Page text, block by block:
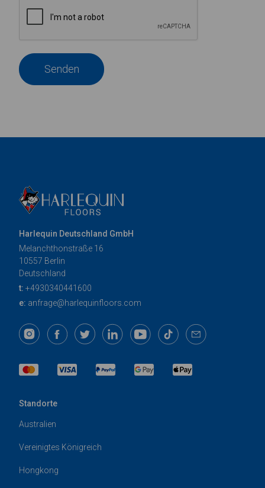
Senden
Harlequin Deutschland GmbH
Melanchthonstraße 16
10557 Berlin
Deutschland
t: +4930340441600
e: anfrage@harlequinfloors.com
Standorte
Australien
Vereinigtes Königreich
Hongkong